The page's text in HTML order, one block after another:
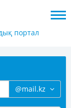
портал
@mail.kz